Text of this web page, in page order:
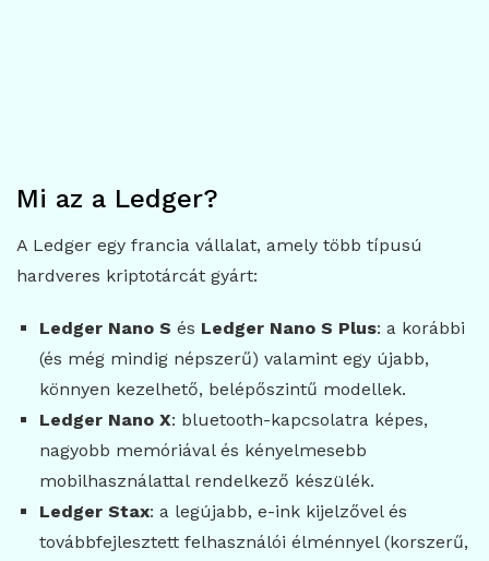
Mi az a Ledger?
A Ledger egy francia vállalat, amely több típusú
hardveres kriptotárcát gyárt:
Ledger Nano S és Ledger Nano S Plus: a korábbi
(és még mindig népszerű) valamint egy újabb,
könnyen kezelhető, belépőszintű modellek.
Ledger Nano X: bluetooth-kapcsolatra képes,
nagyobb memóriával és kényelmesebb
mobilhasználattal rendelkező készülék.
Ledger Stax: a legújabb, e-ink kijelzővel és
továbbfejlesztett felhasználói élménnyel (korszerű,